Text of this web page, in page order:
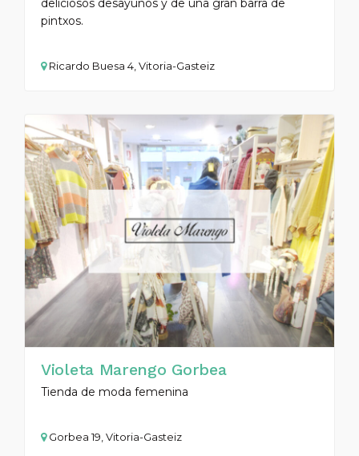
deliciosos desayunos y de una gran barra de
pintxos.
Ricardo Buesa 4, Vitoria-Gasteiz
Violeta Marengo Gorbea
Tienda de moda femenina
Gorbea 19, Vitoria-Gasteiz